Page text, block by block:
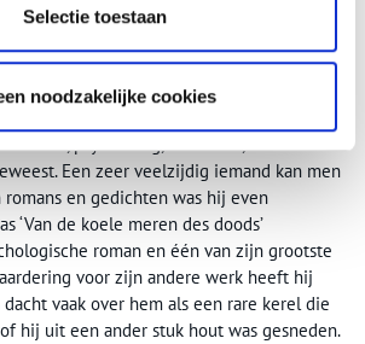
Selectie toestaan
noodzakelijke cookies
iets neerslachtigs. De onstabiliteit in
oude man was bleef er een waas van
hem heen hangen. De man had zich na zijn
psycholoog, botanicus, sociaal en
Een zeer veelzijdig iemand kan men
en gedichten was hij even
‘Van de koele meren des doods’
roman en één van zijn grootste
voor zijn andere werk heeft hij
vaak over hem als een rare kerel die
hij uit een ander stuk hout was gesneden.